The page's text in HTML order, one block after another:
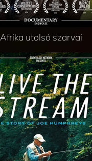
Afrika utolsó szarvai